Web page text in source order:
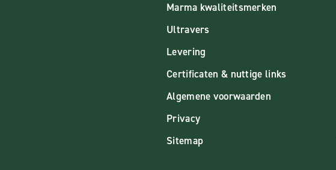
Marma kwaliteitsmerken
Ultravers
Levering
Certificaten & nuttige links
Algemene voorwaarden
Privacy
Sitemap